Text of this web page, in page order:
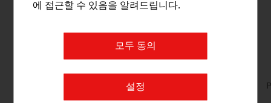
다운로드
에 접근할 수 있음을 알려드립니다.
모두 동의
설정